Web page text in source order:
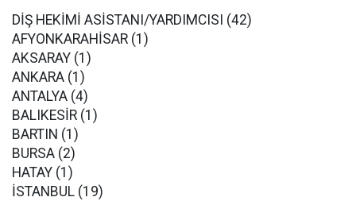
DİŞ HEKİMİ ASİSTANI/YARDIMCISI (42)
AFYONKARAHİSAR (1)
AKSARAY (1)
ANKARA (1)
ANTALYA (4)
BALIKESİR (1)
BARTIN (1)
BURSA (2)
HATAY (1)
İSTANBUL (19)